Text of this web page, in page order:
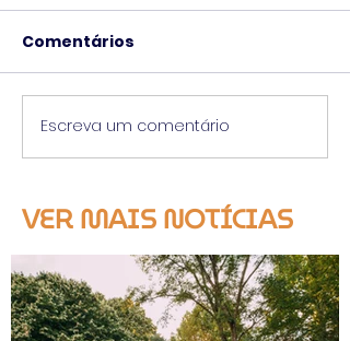
Comentários
Escreva um comentário
VER MAIS NOTÍCIAS